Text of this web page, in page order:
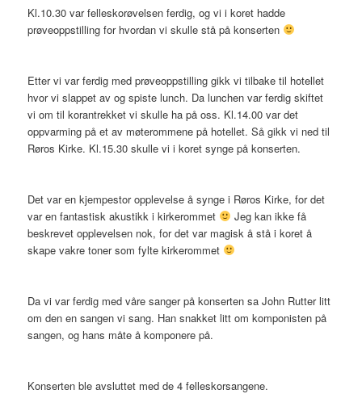
Kl.10.30 var felleskorøvelsen ferdig, og vi i koret hadde
prøveoppstilling for hvordan vi skulle stå på konserten
Etter vi var ferdig med prøveoppstilling gikk vi tilbake til hotellet
hvor vi slappet av og spiste lunch. Da lunchen var ferdig skiftet
vi om til korantrekket vi skulle ha på oss. Kl.14.00 var det
oppvarming på et av møterommene på hotellet. Så gikk vi ned til
Røros Kirke. Kl.15.30 skulle vi i koret synge på konserten.
Det var en kjempestor opplevelse å synge i Røros Kirke, for det
var en fantastisk akustikk i kirkerommet
Jeg kan ikke få
beskrevet opplevelsen nok, for det var magisk å stå i koret å
skape vakre toner som fylte kirkerommet
Da vi var ferdig med våre sanger på konserten sa John Rutter litt
om den en sangen vi sang. Han snakket litt om komponisten på
sangen, og hans måte å komponere på.
Konserten ble avsluttet med de 4 felleskorsangene.